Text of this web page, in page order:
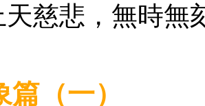
慈悲，無時無
（一）